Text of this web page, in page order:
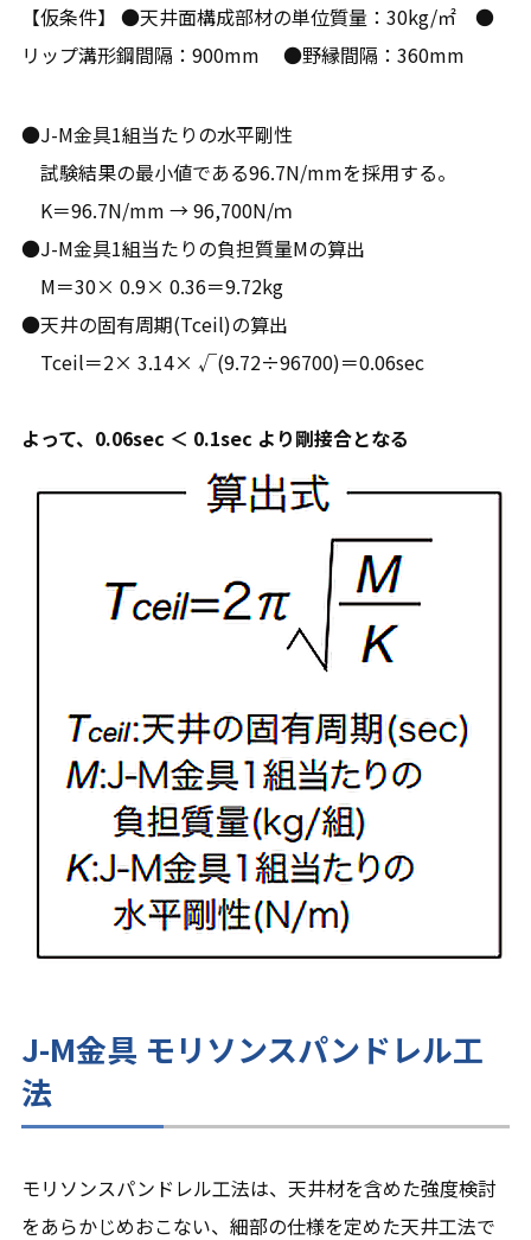
【仮条件】 ●天井面構成部材の単位質量：30kg/㎡ ●
リップ溝形鋼間隔：900mm ●野縁間隔：360mm
●J-M金具1組当たりの水平剛性
試験結果の最小値である96.7N/mmを採用する。
K＝96.7N/mm → 96,700N/ｍ
●J-M金具1組当たりの負担質量Mの算出
M＝30× 0.9× 0.36＝9.72kg
●天井の固有周期(Tceil)の算出
Tceil＝2× 3.14× √(9.72÷96700)＝0.06sec
よって、0.06sec ＜ 0.1sec より剛接合となる
J-M金具 モリソンスパンドレル工
法
モリソンスパンドレル工法は、天井材を含めた強度検討
をあらかじめおこない、細部の仕様を定めた天井工法で